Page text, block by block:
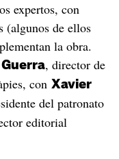
expertos, con
(algunos de ellos
la obra.
, director de
con Xavier
del patronato
editorial